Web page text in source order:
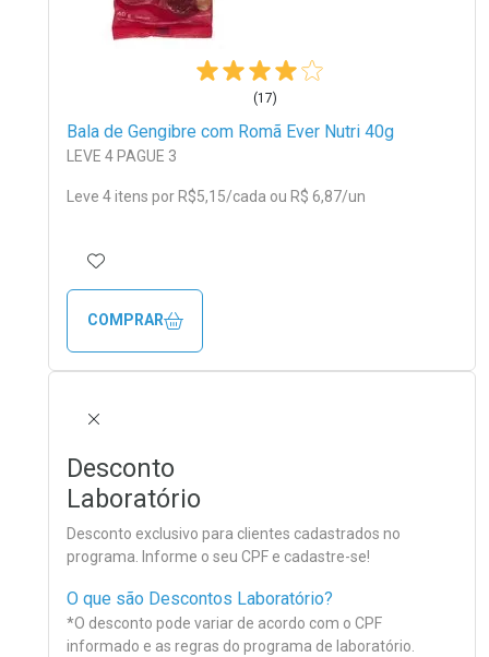
(17)
Bala de Gengibre com Romã Ever Nutri 40g
LEVE 4 PAGUE 3
Leve 4 itens por R$5,15/cada ou R$ 6,87/un
ADICIONAR AOS FAVORITOS
COMPRAR
FECHAR
Desconto
Laboratório
Desconto exclusivo para clientes cadastrados no
programa. Informe o seu CPF e cadastre-se!
O que são Descontos Laboratório?
*O desconto pode variar de acordo com o CPF
informado e as regras do programa de laboratório.